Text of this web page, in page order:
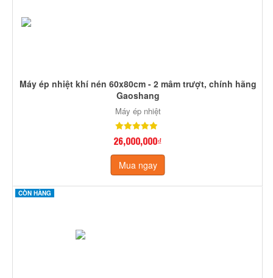
Máy ép nhiệt khí nén 60x80cm - 2 mâm trượt, chính hãng
Gaoshang
Máy ép nhiệt
26,000,000₫
Mua ngay
CÒN HÀNG